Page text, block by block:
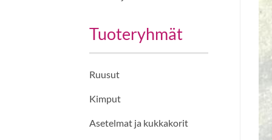
Tuoteryhmät
Ruusut
Kimput
Asetelmat ja kukkakorit